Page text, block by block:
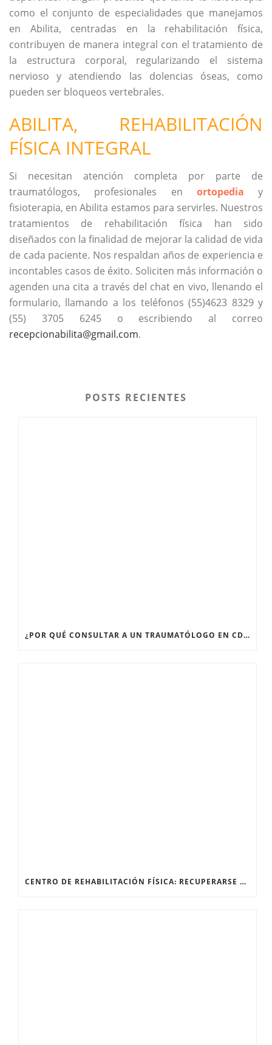
como el conjunto de especialidades que manejamos
en Abilita, centradas en la rehabilitación física,
contribuyen de manera integral con el tratamiento de
la estructura corporal, regularizando el sistema
nervioso y atendiendo las dolencias óseas, como
pueden ser bloqueos vertebrales.
ABILITA, REHABILITACIÓN
FÍSICA INTEGRAL
Si necesitan atención completa por parte de
traumatólogos, profesionales en ortopedia y
fisioterapia, en Abilita estamos para servirles. Nuestros
tratamientos de rehabilitación física han sido
diseñados con la finalidad de mejorar la calidad de vida
de cada paciente. Nos respaldan años de experiencia e
incontables casos de éxito. Soliciten más información o
agenden una cita a través del chat en vivo, llenando el
formulario, llamando a los teléfonos (55)4623 8329 y
(55) 3705 6245 o escribiendo al correo
recepcionabilita@gmail.com.
POSTS RECIENTES
¿POR QUÉ CONSULTAR A UN TRAUMATÓLOGO EN CDMX CUANDO TENGO DOLOR ARTICULAR PERSISTENTE?
CENTRO DE REHABILITACIÓN FÍSICA: RECUPERARSE DESPUÉS DE UNA FRACTURA